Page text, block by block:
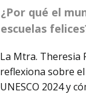
¿Por qué el
escuelas
La Mtra. Theresia
reflexiona sobre
UNESCO 2024 y